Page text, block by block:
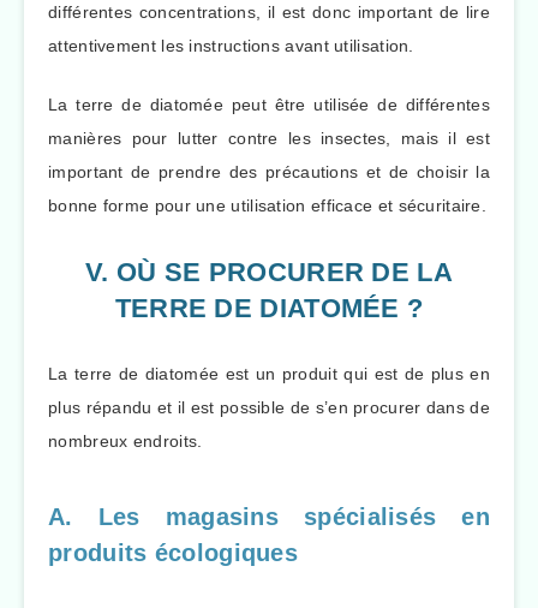
différentes concentrations, il est donc important de lire
attentivement les instructions avant utilisation.
La terre de diatomée peut être utilisée de différentes
manières pour lutter contre les insectes, mais il est
important de prendre des précautions et de choisir la
bonne forme pour une utilisation efficace et sécuritaire.
V. OÙ SE PROCURER DE LA
TERRE DE DIATOMÉE ?
La terre de diatomée est un produit qui est de plus en
plus répandu et il est possible de s’en procurer dans de
nombreux endroits.
A. Les magasins spécialisés en
produits écologiques